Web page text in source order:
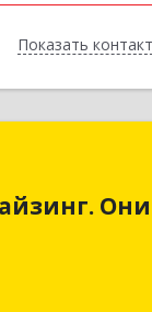
ПоказатьНазад
обл,
г,